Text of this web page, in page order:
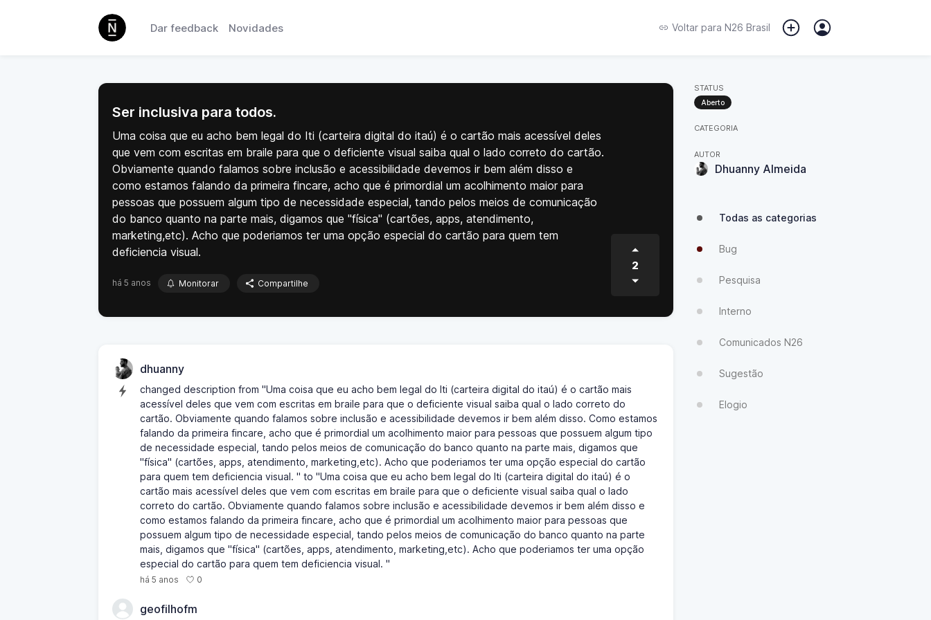
Dar feedback Novidades Voltar para N26 Brasil
Ser inclusiva para todos.
Uma coisa que eu acho bem legal do Iti (carteira digital do itaú) é o cartão mais acessível deles
que vem com escritas em braile para que o deficiente visual saiba qual o lado correto do cartão.
Obviamente quando falamos sobre inclusão e acessibilidade devemos ir bem além disso e
como estamos falando da primeira fincare, acho que é primordial um acolhimento maior para
pessoas que possuem algum tipo de necessidade especial, tando pelos meios de comunicação
do banco quanto na parte mais, digamos que "física" (cartões, apps, atendimento,
marketing,etc). Acho que poderiamos ter uma opção especial do cartão para quem tem
deficiencia visual.
há 5 anos Monitorar Compartilhe
2
dhuanny
changed description from "Uma coisa que eu acho bem legal do Iti (carteira digital do itaú) é o cartão mais
acessível deles que vem com escritas em braile para que o deficiente visual saiba qual o lado correto do
cartão. Obviamente quando falamos sobre inclusão e acessibilidade devemos ir bem além disso. Como estamos
falando da primeira fincare, acho que é primordial um acolhimento maior para pessoas que possuem algum tipo
de necessidade especial, tando pelos meios de comunicação do banco quanto na parte mais, digamos que
"física" (cartões, apps, atendimento, marketing,etc). Acho que poderiamos ter uma opção especial do cartão
para quem tem deficiencia visual. " to "Uma coisa que eu acho bem legal do Iti (carteira digital do itaú) é o
cartão mais acessível deles que vem com escritas em braile para que o deficiente visual saiba qual o lado
correto do cartão. Obviamente quando falamos sobre inclusão e acessibilidade devemos ir bem além disso e
como estamos falando da primeira fincare, acho que é primordial um acolhimento maior para pessoas que
possuem algum tipo de necessidade especial, tando pelos meios de comunicação do banco quanto na parte
mais, digamos que "física" (cartões, apps, atendimento, marketing,etc). Acho que poderiamos ter uma opção
especial do cartão para quem tem deficiencia visual. "
há 5 anos 0
geofilhofm
STATUS
Aberto
CATEGORIA
AUTOR
Dhuanny Almeida
Todas as categorias
Bug
Pesquisa
Interno
Comunicados N26
Sugestão
Elogio